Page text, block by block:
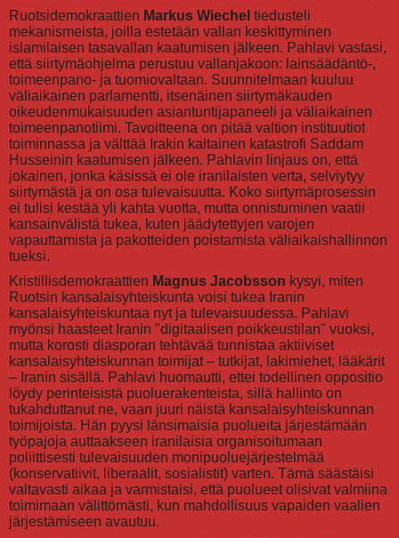
Ruotsidemokraattien Markus Wiechel tiedusteli
mekanismeista, joilla estetään vallan keskittyminen
islamilaisen tasavallan kaatumisen jälkeen. Pahlavi vastasi,
että siirtymäohjelma perustuu vallanjakoon: lainsäädäntö-,
toimeenpano- ja tuomiovaltaan. Suunnitelmaan kuuluu
väliaikainen parlamentti, itsenäinen siirtymäkauden
oikeudenmukaisuuden asiantuntijapaneeli ja väliaikainen
toimeenpanotiimi. Tavoitteena on pitää valtion instituutiot
toiminnassa ja välttää Irakin kaltainen katastrofi Saddam
Husseinin kaatumisen jälkeen. Pahlavin linjaus on, että
jokainen, jonka käsissä ei ole iranilaisten verta, selviytyy
siirtymästä ja on osa tulevaisuutta. Koko siirtymäprosessin
ei tulisi kestää yli kahta vuotta, mutta onnistuminen vaatii
kansainvälistä tukea, kuten jäädytettyjen varojen
vapauttamista ja pakotteiden poistamista väliaikaishallinnon
tueksi.
Kristillisdemokraattien Magnus Jacobsson kysyi, miten
Ruotsin kansalaisyhteiskunta voisi tukea Iranin
kansalaisyhteiskuntaa nyt ja tulevaisuudessa. Pahlavi
myönsi haasteet Iranin "digitaalisen poikkeustilan" vuoksi,
mutta korosti diasporan tehtävää tunnistaa aktiiviset
kansalaisyhteiskunnan toimijat – tutkijat, lakimiehet, lääkärit
– Iranin sisällä. Pahlavi huomautti, ettei todellinen oppositio
löydy perinteisistä puoluerakenteista, sillä hallinto on
tukahduttanut ne, vaan juuri näistä kansalaisyhteiskunnan
toimijoista. Hän pyysi länsimaisia puolueita järjestämään
työpajoja auttaakseen iranilaisia organisoitumaan
poliittisesti tulevaisuuden monipuoluejärjestelmää
(konservatiivit, liberaalit, sosialistit) varten. Tämä säästäisi
valtavasti aikaa ja varmistaisi, että puolueet olisivat valmiina
toimimaan välittömästi, kun mahdollisuus vapaiden vaalien
järjestämiseen avautuu.